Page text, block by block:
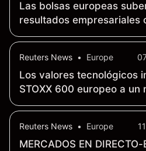
Las bolsas europeas
resultados empresariales
protagonismo
Reuters News • Europe
Los valores tecnológicos
STOXX 600 europeo a un
Reuters News • Europe
MERCADOS EN